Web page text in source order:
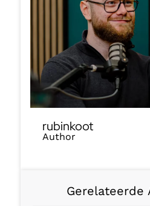
rubinkoot
Author
Gerelateerde